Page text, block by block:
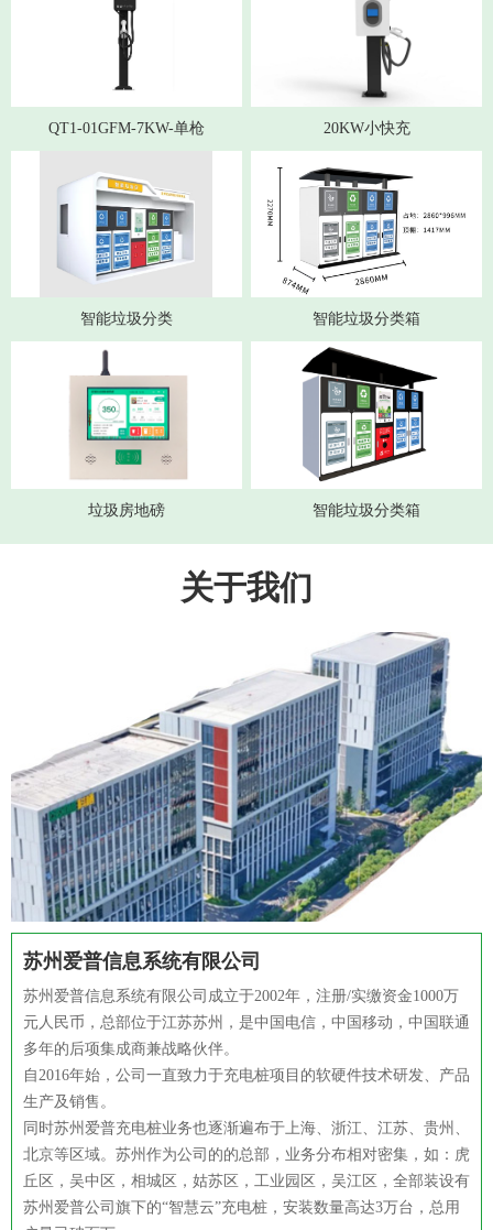
QT1-01GFM-7KW-单枪 20KW小快充
智能垃圾分类 智能垃圾分类箱
垃圾房地磅 智能垃圾分类箱
关于我们
苏州爱普信息系统有限公司
苏州爱普信息系统有限公司成立于2002年，注册/实缴资金1000万
元人民币，总部位于江苏苏州，是中国电信，中国移动，中国联通
多年的后项集成商兼战略伙伴。
自2016年始，公司一直致力于充电桩项目的软硬件技术研发、产品
生产及销售。
同时苏州爱普充电桩业务也逐渐遍布于上海、浙江、江苏、贵州、
北京等区域。苏州作为公司的的总部，业务分布相对密集，如：虎
丘区，吴中区，相城区，姑苏区，工业园区，吴江区，全部装设有
苏州爱普公司旗下的“智慧云”充电桩，安装数量高达3万台，总用